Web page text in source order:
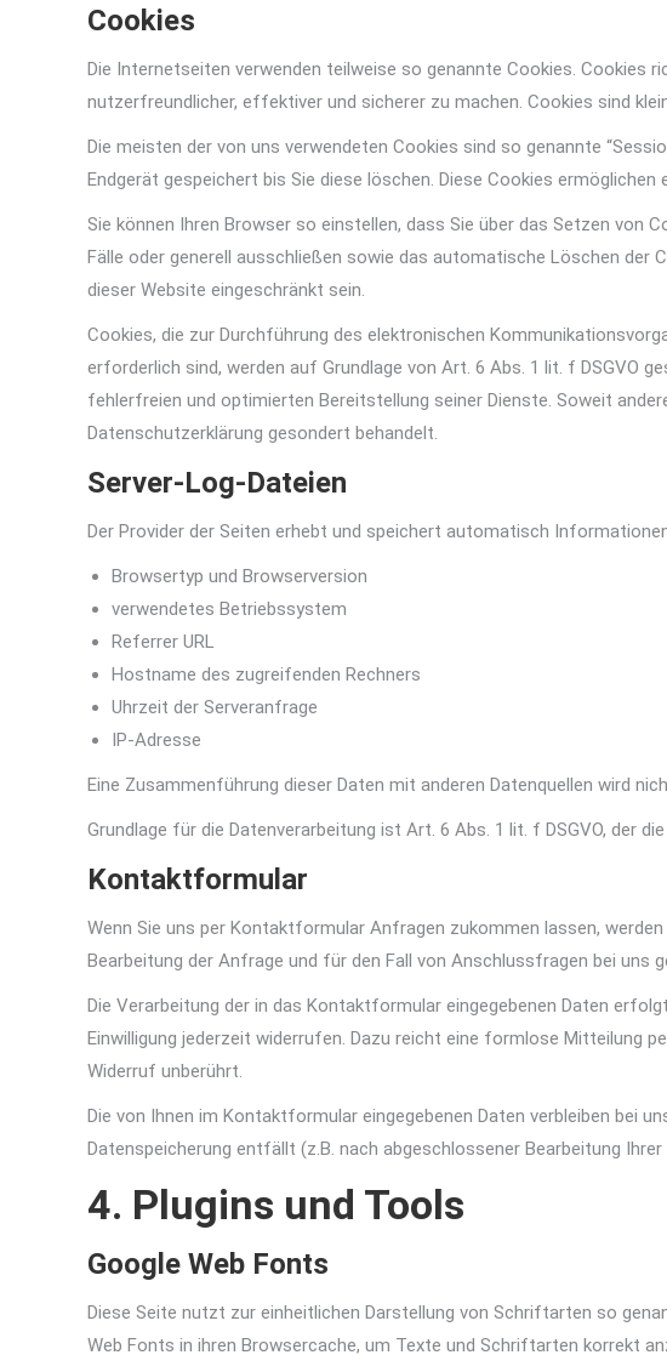
Cookies
Die Internetseiten verwenden teilweise so genannte Cookies. Cookies
nutzerfreundlicher, effektiver und sicherer zu machen. Cookies sind
Die meisten der von uns verwendeten Cookies sind so genannte
Endgerät gespeichert bis Sie diese löschen. Diese Cookies
Sie können Ihren Browser so einstellen, dass Sie über das Setzen von
Fälle oder generell ausschließen sowie das automatische Löschen der
dieser Website eingeschränkt sein.
Cookies, die zur Durchführung des elektronischen
erforderlich sind, werden auf Grundlage von Art. 6 Abs. 1 lit. f DSGVO
fehlerfreien und optimierten Bereitstellung seiner Dienste. Soweit
Datenschutzerklärung gesondert behandelt.
Server-Log-Dateien
Der Provider der Seiten erhebt und speichert automatisch
Browsertyp und Browserversion
verwendetes Betriebssystem
Referrer URL
Hostname des zugreifenden Rechners
Uhrzeit der Serveranfrage
IP-Adresse
Eine Zusammenführung dieser Daten mit anderen Datenquellen wird
Grundlage für die Datenverarbeitung ist Art. 6 Abs. 1 lit. f DSGVO, der
Kontaktformular
Wenn Sie uns per Kontaktformular Anfragen zukommen lassen,
Bearbeitung der Anfrage und für den Fall von Anschlussfragen bei uns
Die Verarbeitung der in das Kontaktformular eingegebenen Daten
Einwilligung jederzeit widerrufen. Dazu reicht eine formlose Mitteilung
Widerruf unberührt.
Die von Ihnen im Kontaktformular eingegebenen Daten verbleiben bei
Datenspeicherung entfällt (z.B. nach abgeschlossener Bearbeitung
4. Plugins und Tools
Google Web Fonts
Diese Seite nutzt zur einheitlichen Darstellung von Schriftarten so
Web Fonts in ihren Browsercache, um Texte und Schriftarten korrekt